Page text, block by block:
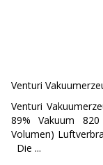
Venturi
Venturi
89% Vakuum
Volumen)
Die ...